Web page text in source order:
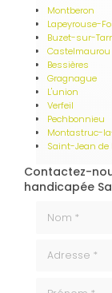
Montberon
Lapeyrouse-
Buzet-sur-
Castelmaurou
Bessières
Gragnague
L'union
Verfeil
Pechbonnieu
Montastruc-
Saint-Jean de
Contactez-
handicapée